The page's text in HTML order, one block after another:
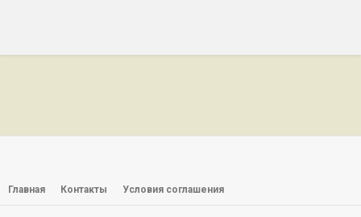
04:27
Главная Контакты Условия соглашения